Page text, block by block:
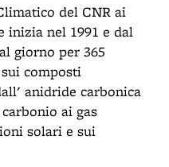
del CNR ai
inizia nel 1991 e dal
giorno per 365
composti
anidride carbonica
ai gas
solari e sui